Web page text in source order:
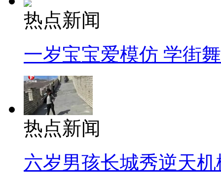
热点新闻
一岁宝宝爱模仿 学街
热点新闻
六岁男孩长城秀逆天机